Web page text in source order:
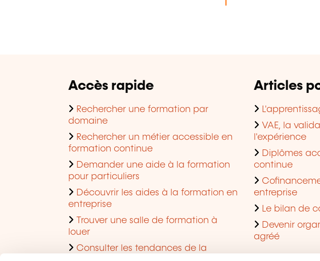
Accès rapide
Rechercher une formation par
domaine
Rechercher un métier accessible en
formation continue
Demander une aide à la formation
pour particuliers
Découvrir les aides à la formation en
entreprise
Trouver une salle de formation à
louer
Consulter les tendances de la
Articles
VAE, la
l'expérience
Diplômes
continue
entreprise
Le bilan de
Devenir
agréé